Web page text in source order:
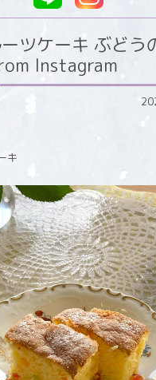
ツケーキ️ ぶどう
Instagram
キ️